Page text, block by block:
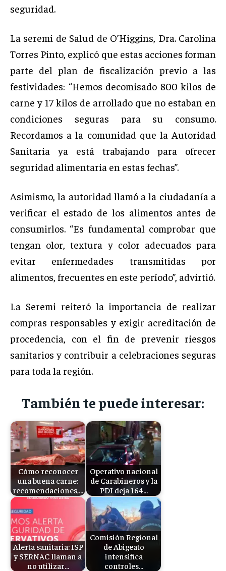
seguridad.
La seremi de Salud de O’Higgins, Dra. Carolina
Torres Pinto, explicó que estas acciones forman
parte del plan de fiscalización previo a las
festividades: “Hemos decomisado 800 kilos de
carne y 17 kilos de arrollado que no estaban en
condiciones seguras para su consumo.
Recordamos a la comunidad que la Autoridad
Sanitaria ya está trabajando para ofrecer
seguridad alimentaria en estas fechas”.
Asimismo, la autoridad llamó a la ciudadanía a
verificar el estado de los alimentos antes de
consumirlos. “Es fundamental comprobar que
tengan olor, textura y color adecuados para
evitar enfermedades transmitidas por
alimentos, frecuentes en este período”, advirtió.
La Seremi reiteró la importancia de realizar
compras responsables y exigir acreditación de
procedencia, con el fin de prevenir riesgos
sanitarios y contribuir a celebraciones seguras
para toda la región.
También te puede interesar:
Cómo reconocer
una buena carne:
recomendaciones,…
Operativo nacional
de Carabineros y la
PDI deja 164…
Alerta sanitaria: ISP
y SERNAC llaman a
no utilizar…
Comisión Regional
de Abigeato
intensifica
controles…